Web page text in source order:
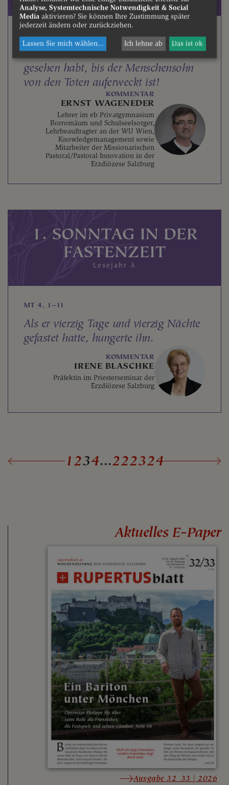
MT 17, 1–9
Erzählt niemandem von dem, was ihr
gesehen habt, bis der Menschensohn
von den Toten auferweckt ist!
KOMMENTAR
ERNST WAGENEDER
Lehrer im eb Privatgymnasium
Borromäum und Schulseelsorger,
Lehrbeauftragter an der WU Wien,
Knowledgemanagement sowie
Mitarbeiter der Missionarischen
Pastoral/Pastoral Innovation in der
Erzdiözese Salzburg
1. SONNTAG IN DER
FASTENZEIT
Lesejahr A
MT 4, 1–11
Als er vierzig Tage und vierzig Nächte
gefastet hatte, hungerte ihn.
KOMMENTAR
IRENE BLASCHKE
Präfektin im Priesterseminar der
Erzdiözese Salzburg
1234...222324
Aktuelles E-Paper
Ausgabe 32_33 | 2026
Analyse, Systemtechnische Notwendigkeit & Social
Media aktivieren? Sie können Ihre Zustimmung später
jederzeit ändern oder zurückziehen.
Lassen Sie mich wählen... Ich lehne ab Das ist ok